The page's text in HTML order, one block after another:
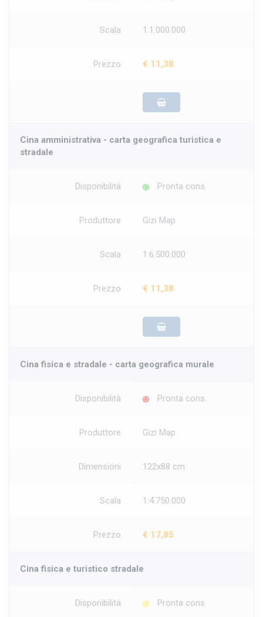
Scala 1:1.000.000
Prezzo € 11,38
Cina amministrativa - carta geografica turistica e
stradale
Disponibilità Pronta cons.
Produttore Gizi Map
Scala 1:6.500.000
Prezzo € 11,38
Cina fisica e stradale - carta geografica murale
Disponibilità Pronta cons.
Produttore Gizi Map
Dimensioni 122x88 cm
Scala 1:4.750.000
Prezzo € 17,85
Cina fisica e turistico stradale
Disponibilità Pronta cons.